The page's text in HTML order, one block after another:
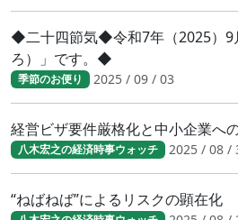
◆二十四節気◆令和7年（2025）9
ろ）」です。◆
季節のお便り 2025 / 09 / 03
経営ビザ要件厳格化と中小企業へ
八木宏之の経済時事ウォッチ 2025 / 08 /
“ねばねば”によるリスクの顕在化